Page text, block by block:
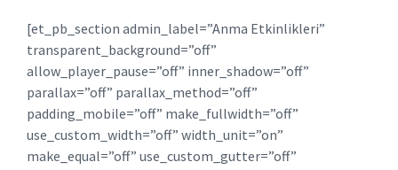
[et_pb_section admin_label=”Anma Etkinlikleri”
transparent_background=”off”
allow_player_pause=”off” inner_shadow=”off”
parallax=”off” parallax_method=”off”
padding_mobile=”off” make_fullwidth=”off”
use_custom_width=”off” width_unit=”on”
make_equal=”off” use_custom_gutter=”off”